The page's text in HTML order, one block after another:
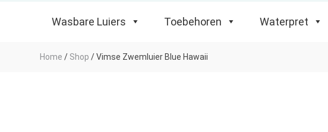
Wasbare Luiers Toebehoren Waterpret
Home / Shop /Vimse Zwemluier Blue Hawaii